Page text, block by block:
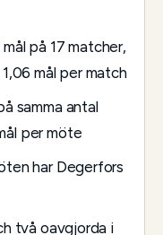
på 17 matcher,
mål per match
samma antal
per möte
har Degerfors
två oavgjorda i